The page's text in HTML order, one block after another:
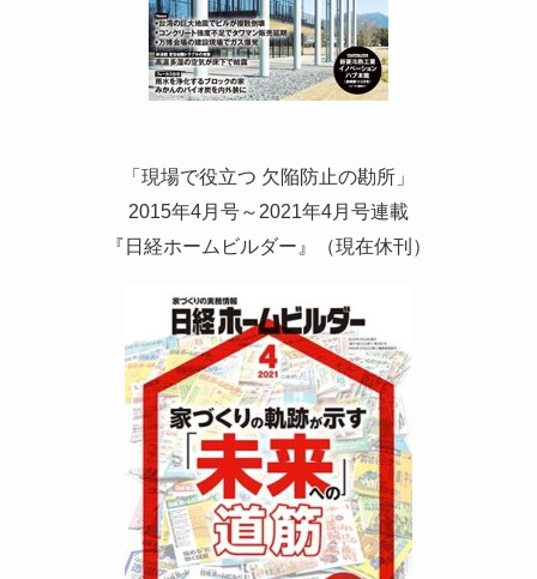
「現場で役立つ 欠陥防止の勘所」
2015年4月号～2021年4月号連載
『日経ホームビルダー』（現在休刊）